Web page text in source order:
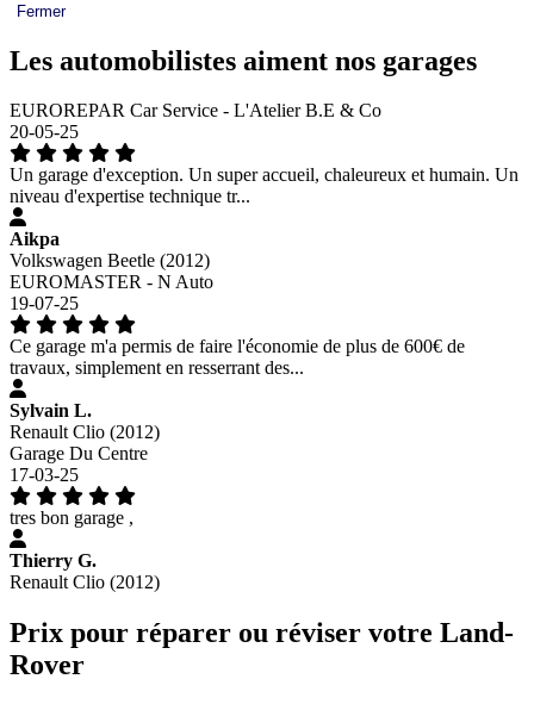
Fermer
Les automobilistes aiment nos garages
EUROREPAR Car Service - L'Atelier B.E & Co
20-05-25
Un garage d'exception. Un super accueil, chaleureux et humain. Un
niveau d'expertise technique tr...
Aikpa
Volkswagen Beetle (2012)
EUROMASTER - N Auto
19-07-25
Ce garage m'a permis de faire l'économie de plus de 600€ de
travaux, simplement en resserrant des...
Sylvain L.
Renault Clio (2012)
Garage Du Centre
17-03-25
tres bon garage ,
Thierry G.
Renault Clio (2012)
Prix pour réparer ou réviser votre Land-
Rover